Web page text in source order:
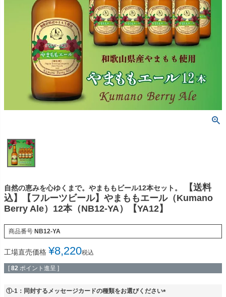
自然の恵みを心ゆくまで。やまももビール12本セット。
【送料
込】【フルーツビール】やまももエール（Kumano
Berry Ale）12本（NB12-YA）【YA12】
商品番号 NB12-YA
工場直売価格 ¥8,220税込
[ 82 ポイント進呈 ]
①-1：同封するメッセージカードの種類をお選びください